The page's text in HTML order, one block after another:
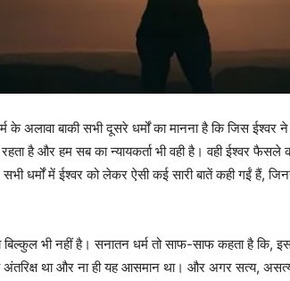
के अलावा बाकी सभी दूसरे धर्मों का मानना है कि जिस ईश्वर
है और हम सब का न्यायकर्ता भी वही है। वही ईश्वर फैसले
सभी धर्मों में ईश्वर को लेकर ऐसी कई सारी बातें कही गईं हैं,
भी नहीं है। सनातन धर्म तो साफ-साफ कहता है कि,
अंतरिक्ष था और ना ही यह आसमान था। और अगर सत्य,